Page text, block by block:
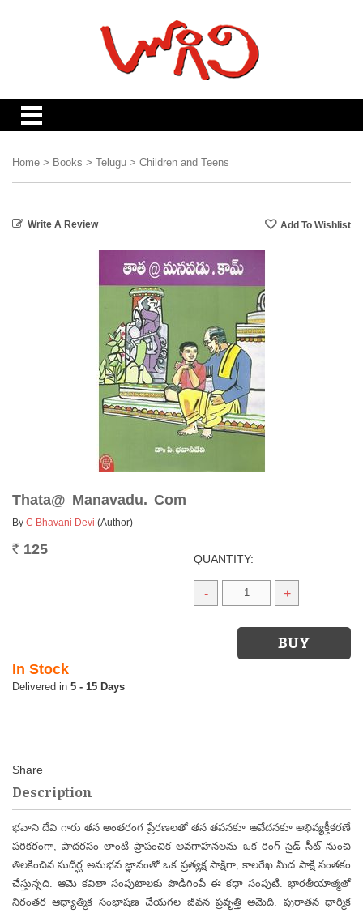
Home > Books > Telugu > Children and Teens
Write A Review
Thata@ Manavadu. Com
By C Bhavani Devi (Author)
Rs. 125
QUANTITY:
- +
In Stock
5 - 15 Days
Description
భవాని దేవి గారు తన అంతరంగ ప్రేరణలతో తన తపనకూ ఆవేదనకూ అభివ్యక్తీకరణే
పరికరంగా, పాదరసం లాంటి ప్రాపంచిక అవగాహనలను ఒక రింగ్ సైడ్ సీట్ నుంచి
తిలకించిన సుదీర్ఘ అనుభవ జ్ఞానంతో ఒక ప్రత్యక్ష సాక్షిగా, కాలరేఖ మీద సాక్షి సంతకం
చేస్తున్నది. ఆమె కవితా సంపుటాలకు పొడిగింపే ఈ కధా సంపుటి. భారతీయాత్మతో
నిరంతర ఆధ్యాత్మిక సంభాషణ చేయగల జీవన ప్రవృత్తి అమెది. పురాతన ధార్మిక